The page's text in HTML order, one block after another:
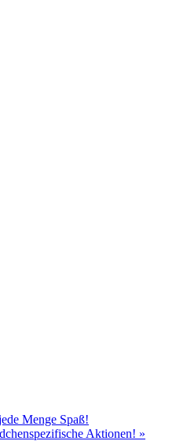
Menge Spaß!
Aktionen! »